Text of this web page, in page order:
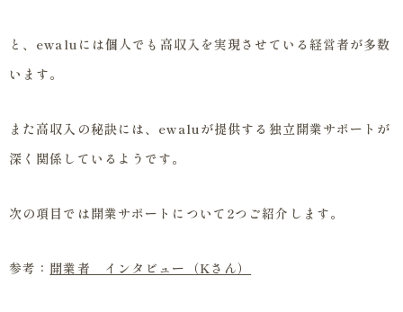
と、ewaluには個人でも高収入を実現させている経営者が多数
います。
また高収入の秘訣には、ewaluが提供する独立開業サポートが
深く関係しているようです。
次の項目では開業サポートについて2つご紹介します。
参考： 開業者 インタビュー（Kさん）